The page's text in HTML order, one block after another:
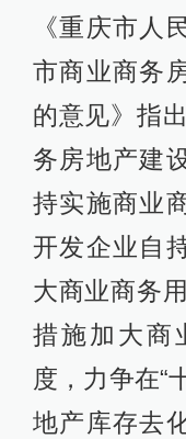
《重庆市人
市商业商务
的意见》指
务房地产建
持实施商业
开发企业自
大商业商务
措施加大商
度，力争在“
地产库存去